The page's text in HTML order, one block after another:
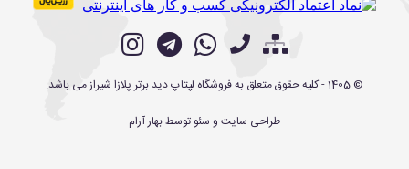
©
1405- کلیه حقوق متعلق بهفروشگاه لپتاپ دید برتر پلازا شیرازمی باشد.
طراحی سایت و سئو توسطبهار آرام